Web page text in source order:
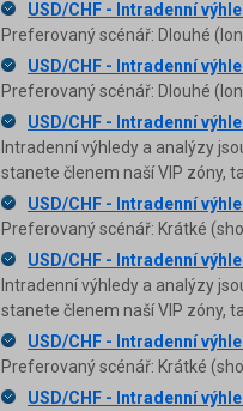
USD/CHF - Intradenní
Preferovaný scénář: Dlouhé
USD/CHF - Intradenní
Preferovaný scénář: Dlouhé
USD/CHF - Intradenní
Intradenní výhledy a analýzy
stanete členem naší VIP zóny,
USD/CHF - Intradenní
Preferovaný scénář: Krátké
USD/CHF - Intradenní
Intradenní výhledy a analýzy
stanete členem naší VIP zóny,
USD/CHF - Intradenní
Preferovaný scénář: Krátké
USD/CHF - Intradenní